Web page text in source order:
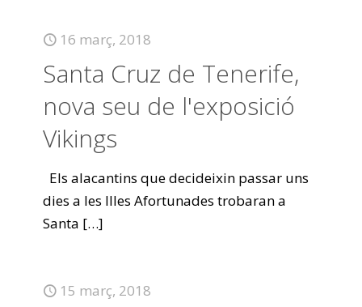
16 març, 2018
Santa Cruz de Tenerife,
nova seu de l'exposició
Vikings
Els alacantins que decideixin passar uns
dies a les Illes Afortunades trobaran a
Santa […]
15 març, 2018